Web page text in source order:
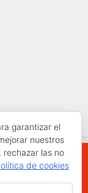
Todos los
garantizar el
nuestros
rechazar las no
de cookies